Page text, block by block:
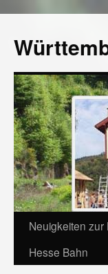
Neuigkeiten zur
Hesse Bahn